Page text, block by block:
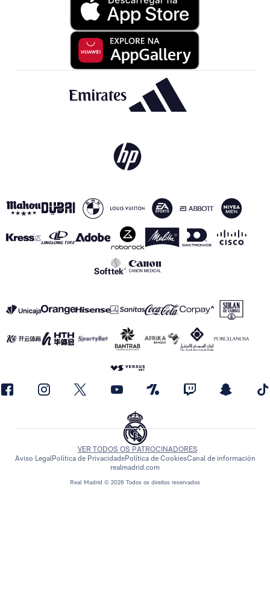
Real Madrid © 2026 Todos os direitos reservados
VER TODOS OS PATROCINADORES
Aviso LegalPolítica de PrivacidadePolítica de CookiesCanal de información
realmadrid.com